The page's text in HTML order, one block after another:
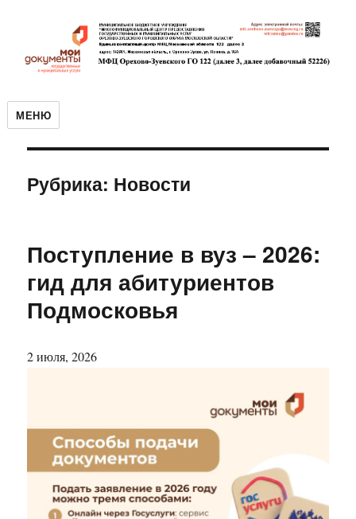
МЕНЮ
Рубрика: Новости
Поступление в вуз – 2026:
гид для абитуриентов
Подмосковья
2 июля, 2026